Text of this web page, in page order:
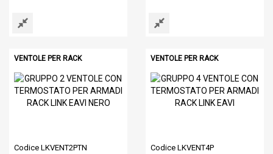
VENTOLE PER RACK
Codice LKVENT2PTN
VENTOLE PER RACK
Codice LKVENT4P